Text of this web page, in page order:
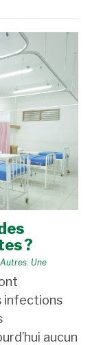
?
Autres Une
infections
aucun